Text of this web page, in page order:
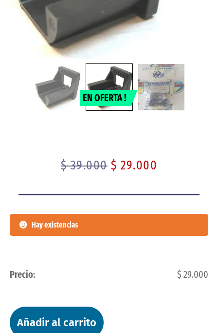
EN OFERTA !
$39.000 $ 29.000
Hay existencias
Precio: $ 29.000
Añadir al carrito